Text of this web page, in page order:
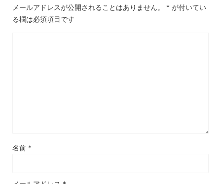
メールアドレスが公開されることはありません。 * が付いてい
る欄は必須項目です
名前 *